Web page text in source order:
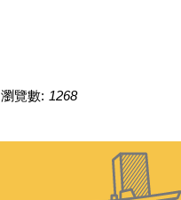
瀏覽數: 1268